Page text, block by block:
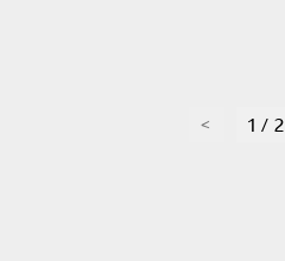
page1 / 2